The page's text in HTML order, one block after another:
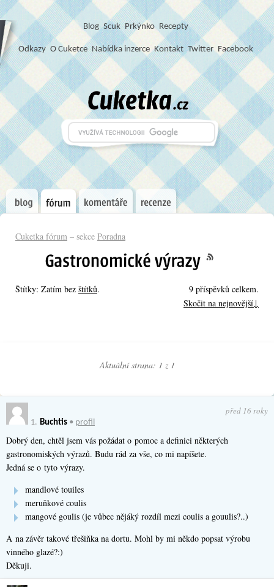
Blog Scuk Prkýnko Recepty
Odkazy O Cuketce Nabídka inzerce Kontakt Twitter Facebook
Cuketka fórum – sekce Poradna
Štítky: Zatím bez štítků.
9 příspěvků celkem.
Skočit na nejnovější↓
Aktuální strana: 1 z 1
1. Buchtis • profil
před 16 roky
Dobrý den, chtěl jsem vás požádat o pomoc a definici některých
gastronomiských výrazů. Budu rád za vše, co mi napíšete.
Jedná se o tyto výrazy.
mandlové touiles
meruňkové coulis
mangové goulis (je vůbec nějáký rozdíl mezi coulis a gouulis?..)
A na závěr takové třešiňka na dortu. Mohl by mi někdo popsat výrobu
vinného glazé?:)
Děkuji.